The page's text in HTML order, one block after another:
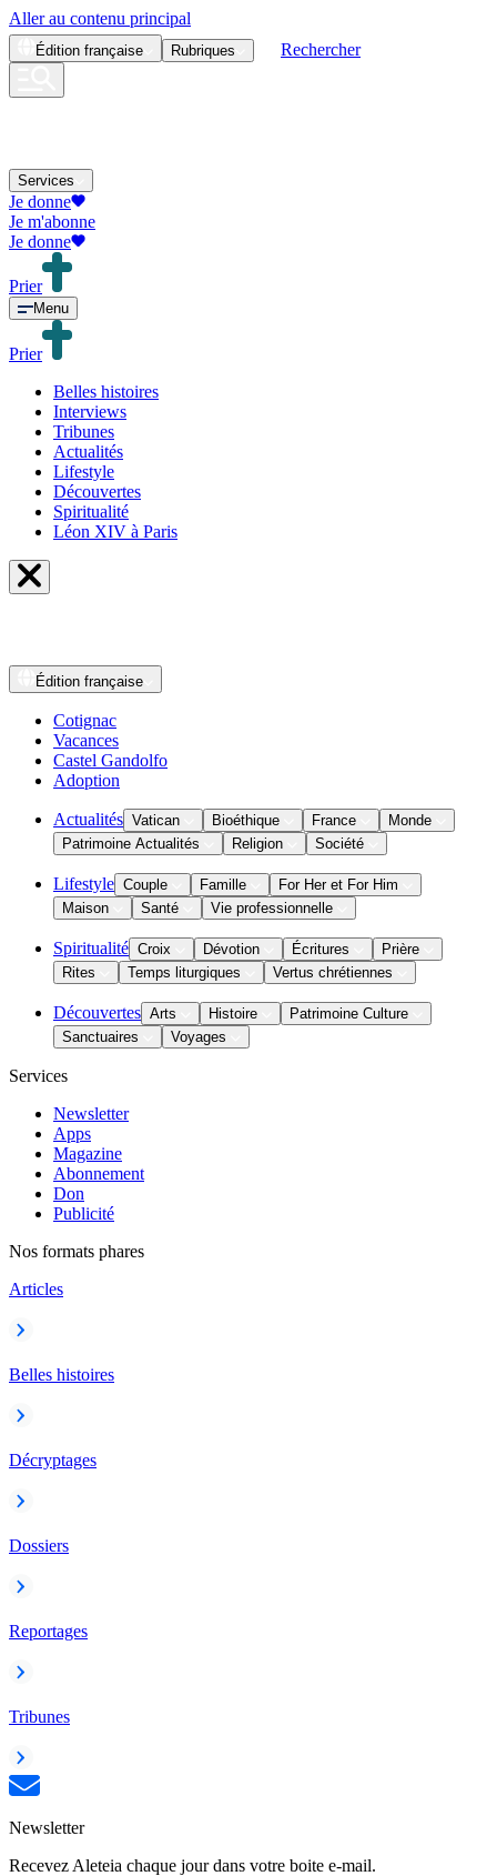
Aller au contenu principal
Édition française Rubriques Rechercher
Services
Je donne
Je m'abonne
Je donne
Prier
Menu
Prier
Belles histoires
Interviews
Tribunes
Actualités
Lifestyle
Découvertes
Spiritualité
Léon XIV à Paris
Édition française
Cotignac
Vacances
Castel Gandolfo
Adoption
Actualités Vatican Bioéthique France
Monde
Patrimoine Actualités
Religion Société
Lifestyle Couple Famille
For Her et For Him
Maison
Santé Vie professionnelle
Spiritualité Croix Dévotion Écritures
Prière
Rites
Temps liturgiques Vertus chrétiennes
Découvertes Arts Histoire
Patrimoine Culture
Sanctuaires
Voyages
Services
Newsletter
Apps
Magazine
Abonnement
Don
Publicité
Nos formats phares
Articles
Belles histoires
Décryptages
Dossiers
Reportages
Tribunes
Newsletter
Recevez Aleteia chaque jour dans votre boite e-mail.